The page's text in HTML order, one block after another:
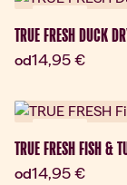
TRUE FRESH DUCK
odAktuálna cena:
14,95 €
TRUE FRESH FISH &
odAktuálna cena:
14,95 €